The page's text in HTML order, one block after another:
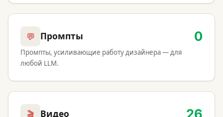
💬 Промпты 0
Промпты, усиливающие работу дизайнера — для
любой LLM.
🎬 Видео 26